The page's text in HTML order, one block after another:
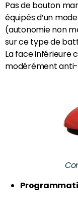
Pas de bouton
équipés d’un
(autonomie non
sur ce type de
La face inférieure
modérément